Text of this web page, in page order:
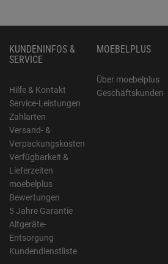
KUNDENINFOS &
SERVICE
Hilfe & Kontakt
Service-Leistungen
Zahlarten
Versand- &
Verpackungskosten
Verfügbarkeit &
Lieferzeiten
moebelplus
Bewertungen
5 Jahre Garantie
Altgeräte-
Entsorgung
Kundendienstliste
MOEBELPLUS
Über moebelplus
Geschäftskunden